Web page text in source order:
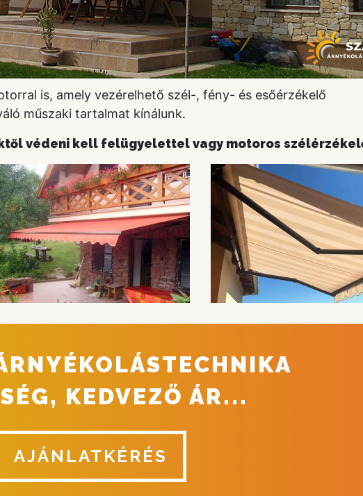
is, amely vezérelhető szél-, fény- és esőérzékelő
műszaki tartalmat kínálunk.
védeni kell felügyelettel vagy motoros
KEDVEZŐ ÁR...
AJÁNLATKÉRÉS